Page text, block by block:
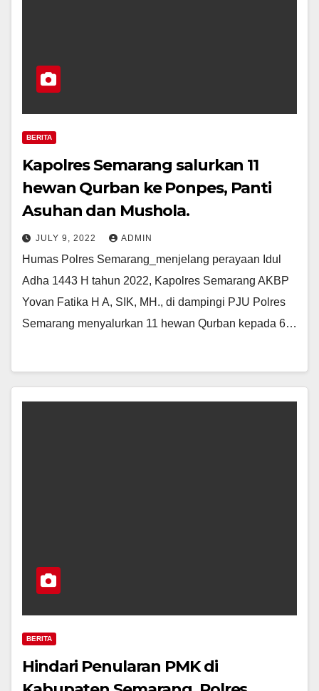
BERITA
Kapolres Semarang salurkan 11
hewan Qurban ke Ponpes, Panti
Asuhan dan Mushola.
JULY 9, 2022 ADMIN
Humas Polres Semarang_menjelang perayaan Idul
Adha 1443 H tahun 2022, Kapolres Semarang AKBP
Yovan Fatika H A, SIK, MH., di dampingi PJU Polres
Semarang menyalurkan 11 hewan Qurban kepada 6…
BERITA
Hindari Penularan PMK di